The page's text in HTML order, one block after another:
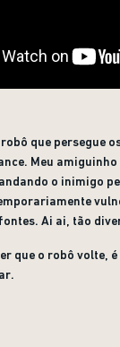
que persegue
Meu
o inimigo
Ai ai, tão
que o robô volte,